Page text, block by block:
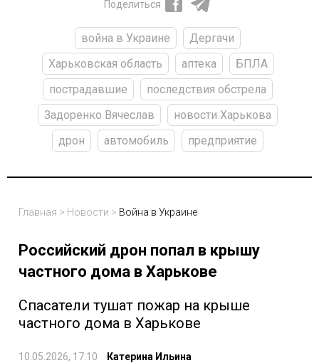
Поделиться
война в Украине
Дергачи
Харьковская область
аптека
БПЛА
пострадавшие
последствия обстрела
Задоренко Вячеслав
новости Харькова
дрон
автомобиль предприятие
Главная > Новости > Война в Украине
Российский дрон попал в крышу
частного дома в Харькове
Спасатели тушат пожар на крыше
частного дома в Харькове
10.05.2026, 17:10 Катерина Ильина